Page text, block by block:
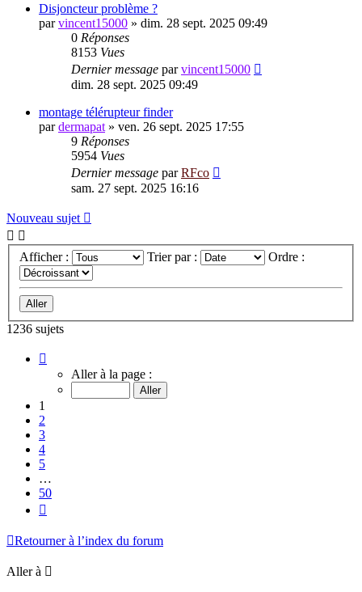
Disjoncteur problème ?
parvincent15000 » dim. 28 sept. 2025 09:49
0 Réponses
8153 Vues
Dernier message parvincent15000
dim. 28 sept. 2025 09:49
montage télérupteur finder
pardermapat » ven. 26 sept. 2025 17:55
9 Réponses
5954 Vues
Dernier message parRFco
sam. 27 sept. 2025 16:16
Nouveau sujet
Afficher : Trier par : Ordre :
1236 sujets
sur
Aller à la page :
1
2
3
4
5
…
50
Retourner à l’index du forum
Aller à